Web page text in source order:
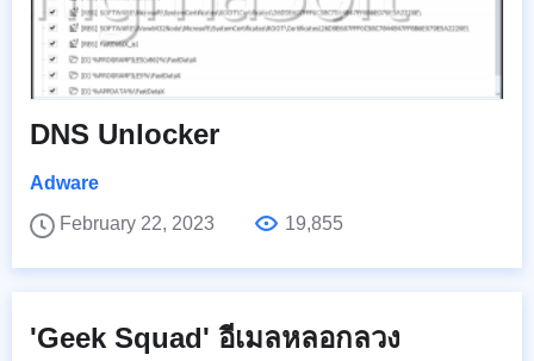
DNS Unlocker
Adware
February 22, 2023
19,855
'Geek Squad' อีเมลหลอกลวง